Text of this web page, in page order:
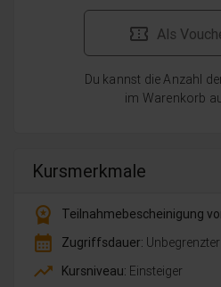
Als
Du kannst die Anzahl
im Warenkorb
Kursmerkmale
workspace_premium
Teilnahmebescheinigung
calendar_month Zugriffsdauer:
trending_up Kursniveau: Einsteiger